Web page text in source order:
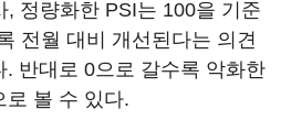
, 정량화한 PSI는 100을 기준
전월 대비 개선된다는 의견
. 반대로 0으로 갈수록 악화한
로 볼 수 있다.